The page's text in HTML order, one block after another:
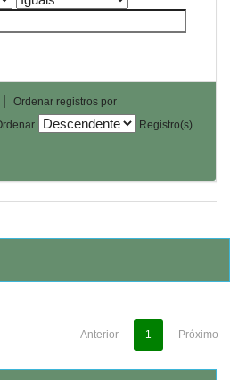
|
Ordenar registros por
Registro(s)
Anterior 1 Próximo